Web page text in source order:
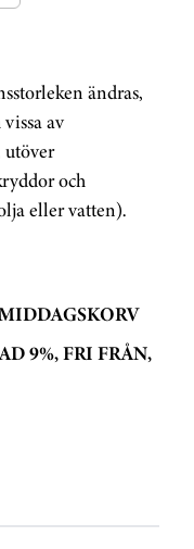
ändras,
av
utöver
och
eller vatten).
9%, FRI FRÅN,